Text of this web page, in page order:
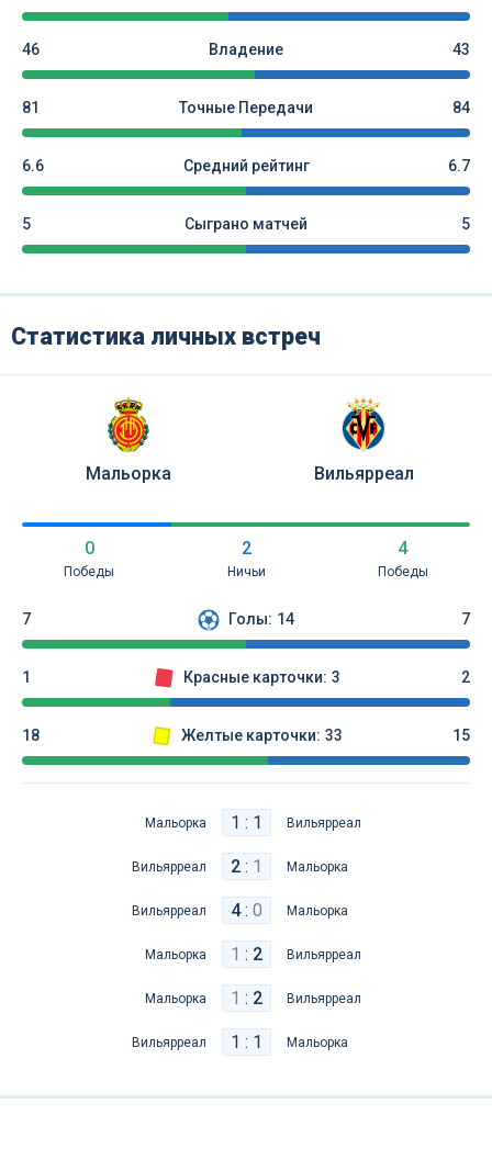
46 Владение 43
81 Точные Передачи 84
6.6 Средний рейтинг 6.7
5 Сыграно матчей 5
Статистика личных встреч
Мальорка
0
Победы
2
Ничьи
4
Победы
Вильярреал
7 Голы: 14 7
1 Красные карточки: 3 2
18 Желтые карточки: 33 15
Мальорка 1 : 1 Вильярреал
Вильярреал 2: 1 Мальорка
Вильярреал 4: 0 Мальорка
Мальорка 1 : 2 Вильярреал
Мальорка 1 : 2 Вильярреал
Вильярреал 1 : 1 Мальорка